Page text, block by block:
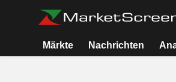
Märkte Nachrichten